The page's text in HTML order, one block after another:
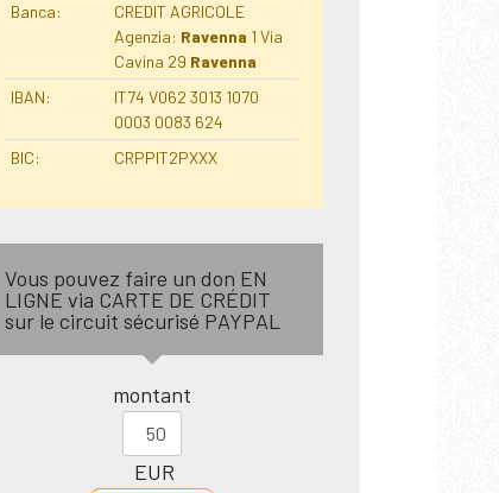
Banca:
CREDIT AGRICOLE
Agenzia: Ravenna 1 Via
Cavina 29 Ravenna
IBAN:
IT74 V062 3013 1070
0003 0083 624
BIC:
CRPPIT2PXXX
Vous pouvez faire un don EN
LIGNE via CARTE DE CRÉDIT
sur le circuit sécurisé PAYPAL
montant
EUR